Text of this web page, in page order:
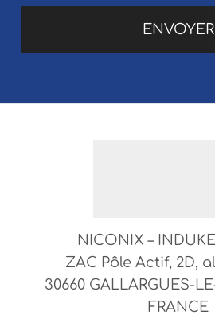
NICONIX –
ZAC Pôle Actif, 2D,
30660 GALLARGUES-
FRANCE